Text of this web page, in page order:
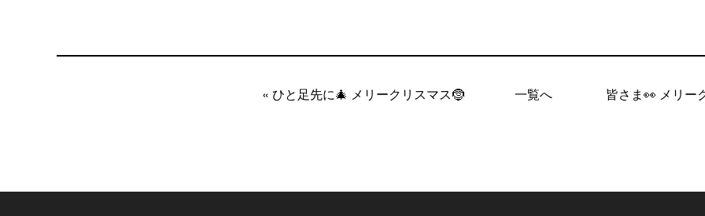
« ひと足先に🎄 メリークリスマス🤶 一覧へ 皆さま👀 メリー